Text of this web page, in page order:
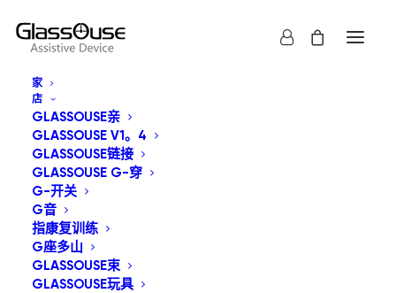
家
店
GLASSOUSE亲
GLASSOUSE V1。4
GLASSOUSE链接
GLASSOUSE G-穿
G-开关
G音
指康复训练
G座多山
GLASSOUSE束
GLASSOUSE玩具
GLASSOUSE 用户手册